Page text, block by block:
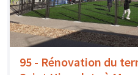
95 - Rénovation du